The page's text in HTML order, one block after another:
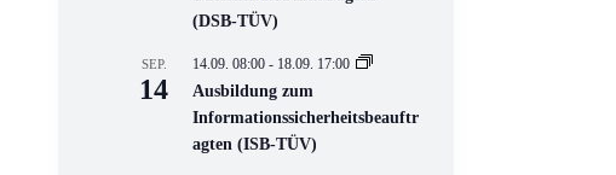
t
u
l
V
e
r
(DSB-TÜV)
SEP.
14
14.09. 08:00 - 18.09. 17:00
Ausbildung zum
Informationssicherheitsbeauftr
agten (ISB-TÜV)